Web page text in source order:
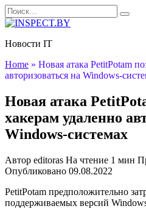
Перейти
к
Search
for:
Новости IT
Home » Новая атака PetitPotam
авторизоваться на Windows-
Новая атака
хакерам удаленно
Windows-системах
Автор editoras На чтение 1 мин
Опубликовано 09.08.2022
PetitPotam предположительно
поддерживаемых версий